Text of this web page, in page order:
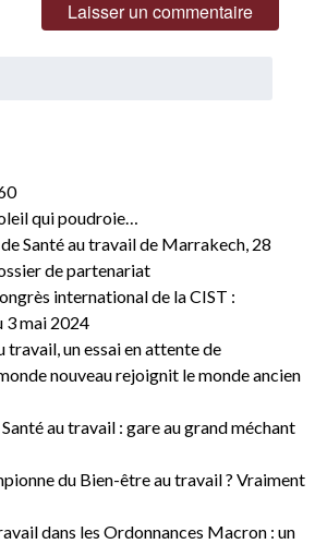
qui poudroie…
Santé au travail de Marrakech, 28
de partenariat
international de la CIST :
3 mai 2024
travail, un essai en attente de
nouveau rejoignit le monde ancien
au travail : gare au grand méchant
du Bien-être au travail ? Vraiment
dans les Ordonnances Macron : un